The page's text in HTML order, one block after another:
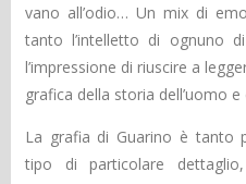
vano all’odio… Un mix di
tanto l’intelletto di ognuno
l’impressione di riuscire a
grafica della storia dell’uomo
La grafia di Guarino è tanto
tipo di particolare